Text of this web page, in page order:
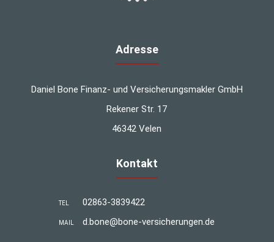
Adresse
Daniel Bone Finanz- und Versicherungsmakler GmbH
Rekener Str. 17
46342 Velen
Kontakt
TEL 02863-3839422
MAIL d.bone@bone-versicherungen.de